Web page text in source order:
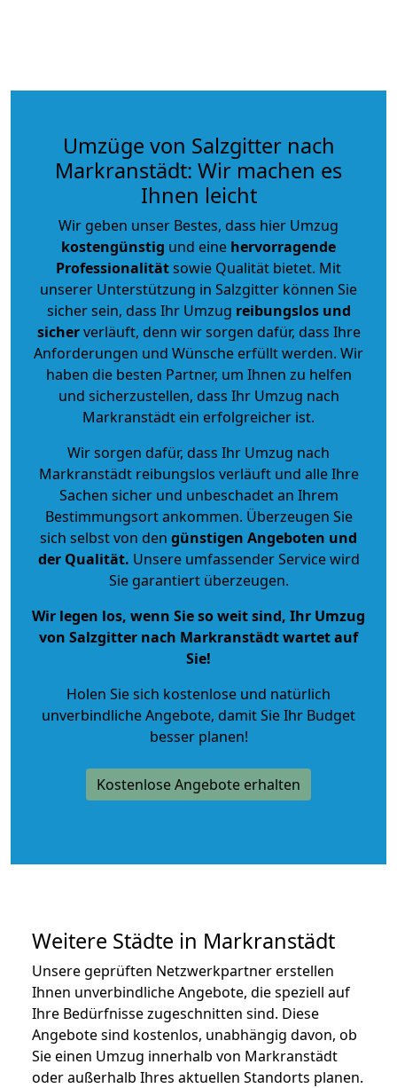
Umzüge von Salzgitter nach
Markranstädt: Wir machen es
Ihnen leicht
Wir geben unser Bestes, dass hier Umzug
kostengünstig und eine hervorragende
Professionalitätsowie Qualität bietet. Mit
unserer Unterstützung in Salzgitter können Sie
sicher sein, dass Ihr Umzug reibungslos und
sicherverläuft, denn wir sorgen dafür, dass Ihre
Anforderungen und Wünsche erfüllt werden. Wir
haben die besten Partner, um Ihnen zu helfen
und sicherzustellen, dass Ihr Umzug nach
Markranstädt ein erfolgreicher ist.
Wir sorgen dafür, dass Ihr Umzug nach
Markranstädt reibungslos verläuft und alle Ihre
Sachen sicher und unbeschadet an Ihrem
Bestimmungsort ankommen. Überzeugen Sie
sich selbst von den günstigen Angeboten und
der Qualität. Unsere umfassender Service wird
Sie garantiert überzeugen.
Wir legen los, wenn Sie so weit sind, Ihr Umzug
von Salzgitter nach Markranstädt wartet auf
Sie!
Holen Sie sich kostenlose und natürlich
unverbindliche Angebote, damit Sie Ihr Budget
besser planen!
Kostenlose Angebote erhalten
Weitere Städte in Markranstädt
Unsere geprüften Netzwerkpartner erstellen
Ihnen unverbindliche Angebote, die speziell auf
Ihre Bedürfnisse zugeschnitten sind. Diese
Angebote sind kostenlos, unabhängig davon, ob
Sie einen Umzug innerhalb von Markranstädt
oder außerhalb Ihres aktuellen Standorts planen.